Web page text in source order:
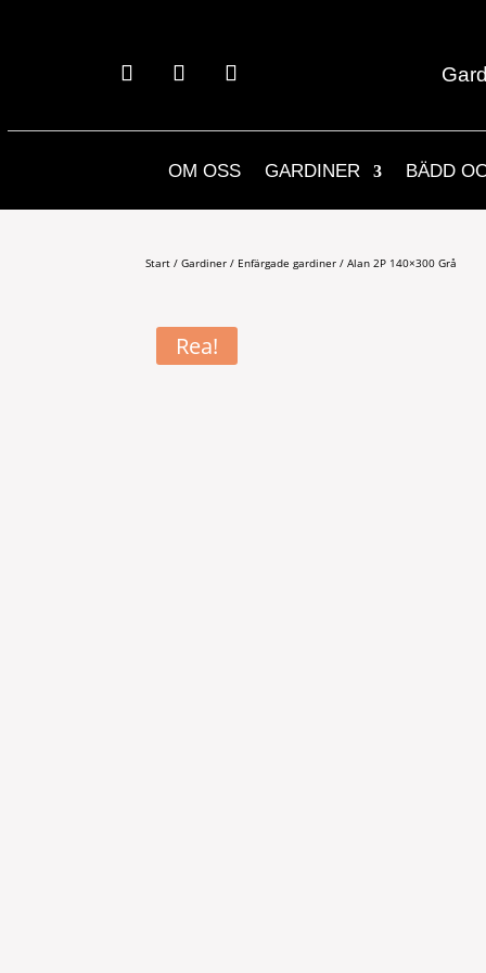
OM OSS GARDINER BÄDD
Start /Gardiner / Enfärgade gardiner / Alan 2P 140×300 Grå
Rea!